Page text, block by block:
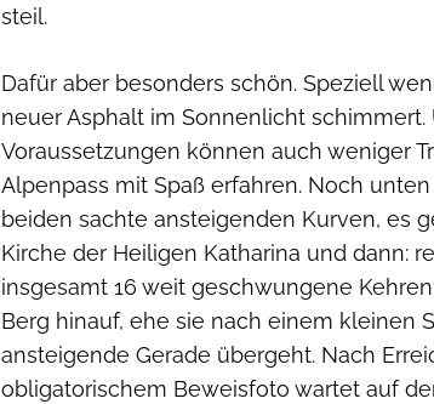
steil.
Dafür aber besonders schön. Speziell
neuer Asphalt im Sonnenlicht
Voraussetzungen können auch weniger
Alpenpass mit Spaß erfahren. Noch
beiden sachte ansteigenden Kurven, es
Kirche der Heiligen Katharina und dann:
insgesamt 16 weit geschwungene
Berg hinauf, ehe sie nach einem kleinen
ansteigende Gerade übergeht. Nach
obligatorischem Beweisfoto wartet auf